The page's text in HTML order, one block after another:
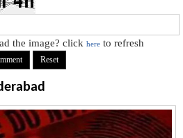
the image? clickhere to refresh